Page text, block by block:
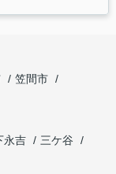
笠間市
永吉
三ケ谷